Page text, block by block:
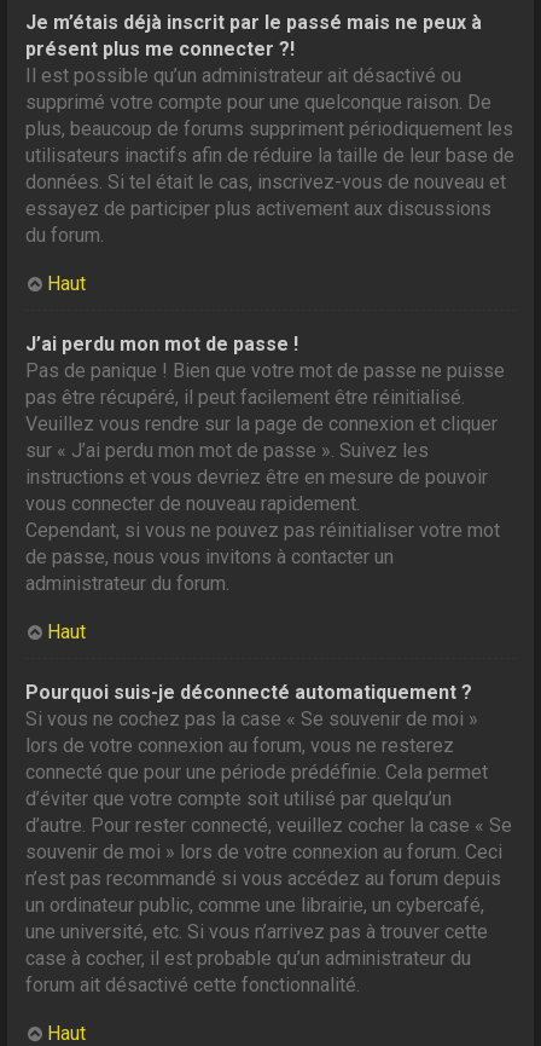
Je m’étais déjà inscrit par le passé mais ne peux à
présent plus me connecter ?!
Il est possible qu’un administrateur ait désactivé ou
supprimé votre compte pour une quelconque raison. De
plus, beaucoup de forums suppriment périodiquement les
utilisateurs inactifs afin de réduire la taille de leur base de
données. Si tel était le cas, inscrivez-vous de nouveau et
essayez de participer plus activement aux discussions
du forum.
Haut
J’ai perdu mon mot de passe !
Pas de panique ! Bien que votre mot de passe ne puisse
pas être récupéré, il peut facilement être réinitialisé.
Veuillez vous rendre sur la page de connexion et cliquer
sur « J’ai perdu mon mot de passe ». Suivez les
instructions et vous devriez être en mesure de pouvoir
vous connecter de nouveau rapidement.
Cependant, si vous ne pouvez pas réinitialiser votre mot
de passe, nous vous invitons à contacter un
administrateur du forum.
Haut
Pourquoi suis-je déconnecté automatiquement ?
Si vous ne cochez pas la case « Se souvenir de moi »
lors de votre connexion au forum, vous ne resterez
connecté que pour une période prédéfinie. Cela permet
d’éviter que votre compte soit utilisé par quelqu’un
d’autre. Pour rester connecté, veuillez cocher la case « Se
souvenir de moi » lors de votre connexion au forum. Ceci
n’est pas recommandé si vous accédez au forum depuis
un ordinateur public, comme une librairie, un cybercafé,
une université, etc. Si vous n’arrivez pas à trouver cette
case à cocher, il est probable qu’un administrateur du
forum ait désactivé cette fonctionnalité.
Haut